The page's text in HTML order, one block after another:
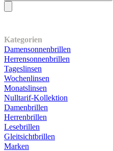
Kategorien
Damensonnenbrillen
Herrensonnenbrillen
Tageslinsen
Wochenlinsen
Monatslinsen
Nulltarif-Kollektion
Damenbrillen
Herrenbrillen
Lesebrillen
Gleitsichtbrillen
Marken